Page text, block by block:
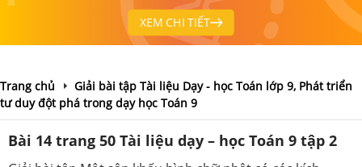
XEM CHI TIẾT
Trang chủ
Giải bài tập Tài liệu Dạy - học Toán lớp 9, Phát triển
tư duy đột phá trong dạy học Toán 9
Bài 14 trang 50 Tài liệu dạy – học Toán 9 tập 2